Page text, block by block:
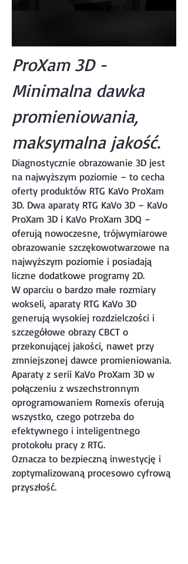
ProXam 3D -
Minimalna dawka
promieniowania,
maksymalna jakość.
Diagnostycznie obrazowanie 3D jest
na najwyższym poziomie – to cecha
oferty produktów RTG KaVo ProXam
3D. Dwa aparaty RTG KaVo 3D – KaVo
ProXam 3D i KaVo ProXam 3DQ –
oferują nowoczesne, trójwymiarowe
obrazowanie szczękowotwarzowe na
najwyższym poziomie i posiadają
liczne dodatkowe programy 2D.
W oparciu o bardzo małe rozmiary
wokseli, aparaty RTG KaVo 3D
generują wysokiej rozdzielczości i
szczegółowe obrazy CBCT o
przekonującej jakości, nawet przy
zmniejszonej dawce promieniowania.
Aparaty z serii KaVo ProXam 3D w
połączeniu z wszechstronnym
oprogramowaniem Romexis oferują
wszystko, czego potrzeba do
efektywnego i inteligentnego
protokołu pracy z RTG.
Oznacza to bezpieczną inwestycję i
zoptymalizowaną procesowo cyfrową
przyszłość.